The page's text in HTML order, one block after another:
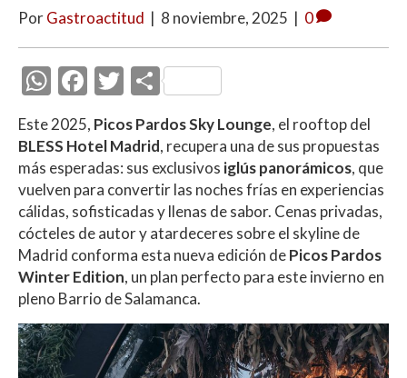
PorGastroactitud | 8 noviembre, 2025 | 0
W
h
at
s
A
p
p
F
ac
e
b
o
o
k
T
w
itt
er
C
o
m
p
ar
ti
r
Este 2025, Picos Pardos Sky Lounge, el rooftop del
BLESS Hotel Madrid, recupera una de sus propuestas
más esperadas: sus exclusivos iglús panorámicos, que
vuelven para convertir las noches frías en experiencias
cálidas, sofisticadas y llenas de sabor. Cenas privadas,
cócteles de autor y atardeceres sobre el skyline de
Madrid conforma esta nueva edición dePicos Pardos
Winter Edition, un plan perfecto para este invierno en
pleno Barrio de Salamanca.